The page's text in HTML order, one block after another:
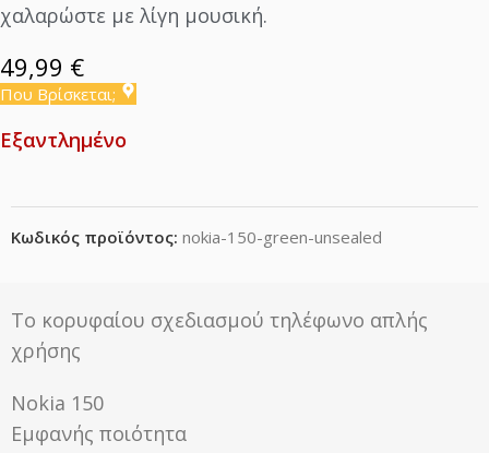
χαλαρώστε με λίγη μουσική.
49,99 €
Που Βρίσκεται;
Εξαντλημένο
Κωδικός προϊόντος: nokia-150-green-unsealed
Το κορυφαίου σχεδιασμού τηλέφωνο απλής
χρήσης
Nokia 150
Εμφανής ποιότητα